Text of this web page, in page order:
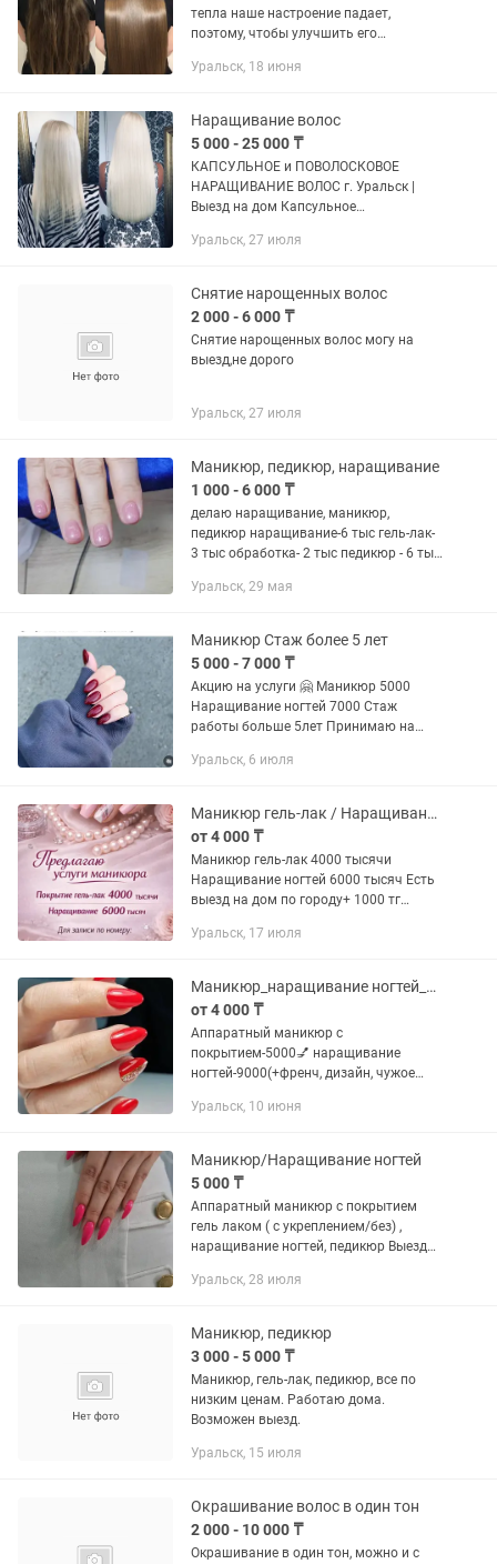
тепла наше настроение падает,
поэтому, чтобы улучшить его
Идеальные волосы всегда поднимают
Уральск, 18 июня
Наращивание волос
5 000 - 25 000 ₸
КАПСУЛЬНОЕ и ПОВОЛОСКОВОЕ
НАРАЩИВАНИЕ ВОЛОС г. Уральск |
Выезд на дом Капсульное
капсулы. Подберу под толщину твоих
максимально...
Уральск, 27 июля
Снятие нарощенных волос
2 000 - 6 000 ₸
Снятие нарощенных волос могу на
выезд,не дорого
Уральск, 27 июля
Маникюр, педикюр, наращивание
1 000 - 6 000 ₸
делаю наращивание, маникюр,
педикюр наращивание-6 тыс гель-лак-
3 тыс обработка- 2 тыс педикюр - 6 тыс
проезда. возможен приём клиентов на
Уральск, 29 мая
Маникюр Стаж более 5 лет
5 000 - 7 000 ₸
Акцию на услуги 🤗 Маникюр 5000
Наращивание ногтей 7000 Стаж
работы больше 5лет Принимаю на
заранее Возможен выезд
Уральск, 6 июля
Маникюр гель-лак / Наращивание ногтей
от 4 000 ₸
Маникюр гель-лак 4000 тысячи
Наращивание ногтей 6000 тысяч Есть
выезд на дом по городу+ 1000 тг
моей работы с последующим
Уральск, 17 июля
Маникюр_наращивание ногтей_педикюр. Курсы
от 4 000 ₸
Аппаратный маникюр с
покрытием-5000💅 наращивание
ногтей-9000(+френч, дизайн, чужое
Педикюр с покрытием -6000 Обработка
Стерилизация...
Уральск, 10 июня
Маникюр/Наращивание ногтей
5 000 ₸
Аппаратный маникюр с покрытием
гель лаком ( с укреплением/без) ,
наращивание ногтей, педикюр Выезд
мастер
Уральск, 28 июля
Маникюр, педикюр
3 000 - 5 000 ₸
Маникюр, гель-лак, педикюр, все по
низким ценам. Работаю дома.
Возможен выезд.
Уральск, 15 июля
Окрашивание волос в один тон
2 000 - 10 000 ₸
Окрашивание в один тон, можно и с